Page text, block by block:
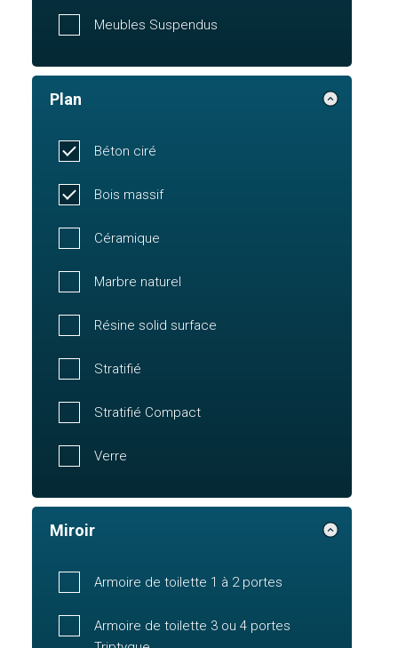
Meubles Suspendus
Plan
Béton ciré
Bois massif
Céramique
Marbre naturel
Résine solid surface
Stratifié
Stratifié Compact
Verre
Miroir
Armoire de toilette 1 à 2 portes
Armoire de toilette 3 ou 4 portes